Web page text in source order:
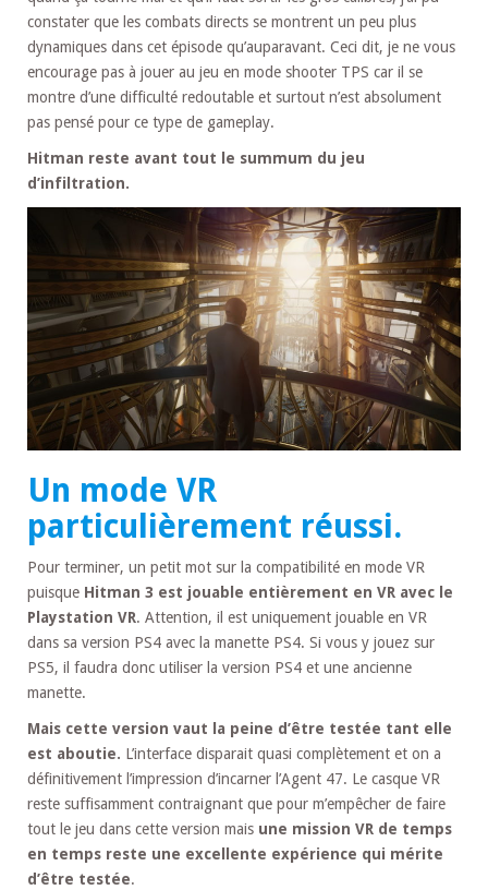
constater que les combats directs se montrent un peu plus
dynamiques dans cet épisode qu’auparavant. Ceci dit, je ne vous
encourage pas à jouer au jeu en mode shooter TPS car il se
montre d’une difficulté redoutable et surtout n’est absolument
pas pensé pour ce type de gameplay.
Hitman reste avant tout le summum du jeu
d’infiltration.
Un mode VR
particulièrement réussi.
Pour terminer, un petit mot sur la compatibilité en mode VR
puisque Hitman 3 est jouable entièrement en VR avec le
Playstation VR. Attention, il est uniquement jouable en VR
dans sa version PS4 avec la manette PS4. Si vous y jouez sur
PS5, il faudra donc utiliser la version PS4 et une ancienne
manette.
Mais cette version vaut la peine d’être testée tant elle
est aboutie. L’interface disparait quasi complètement et on a
définitivement l’impression d’incarner l’Agent 47. Le casque VR
reste suffisamment contraignant que pour m’empêcher de faire
tout le jeu dans cette version mais une mission VR de temps
en temps reste une excellente expérience qui mérite
d’être testée.